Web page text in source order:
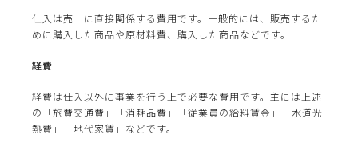
仕入は売上に直接関係する費用です。一般的には、販売するた
めに購入した商品や原材料費、購入した商品などです。
経費
経費は仕入以外に事業を行う上で必要な費用です。主には上述
の「旅費交通費」「消耗品費」「従業員の給料賃金」「水道光
熱費」「地代家賃」などです。